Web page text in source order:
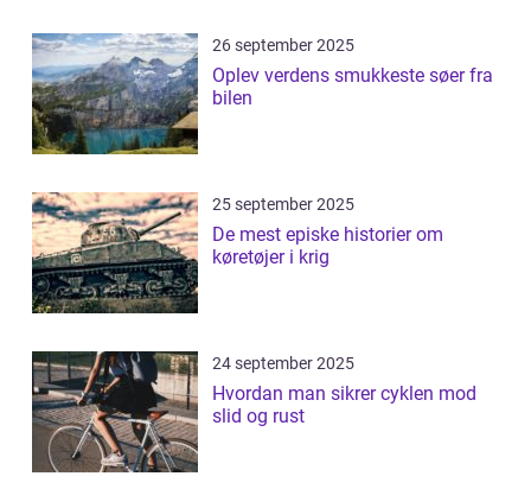
26 september 2025
Oplev verdens smukkeste søer fra
bilen
25 september 2025
De mest episke historier om
køretøjer i krig
24 september 2025
Hvordan man sikrer cyklen mod
slid og rust